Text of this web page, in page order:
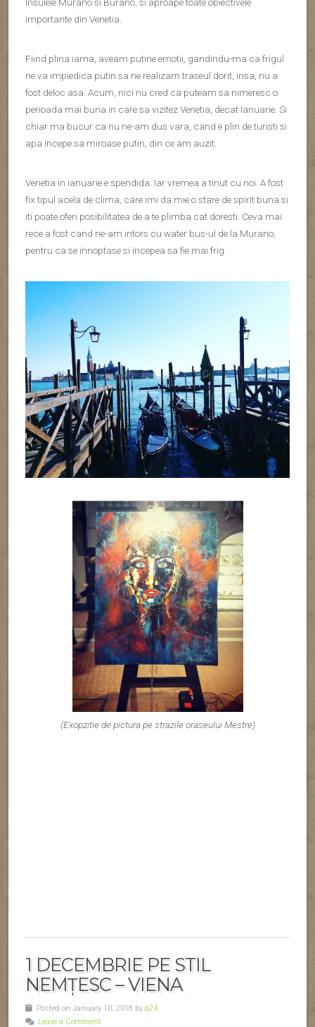
(Exopzitie de pictura pe strazile oraseului Mestre)
1 DECEMBRIE PE STIL
NEMȚESC – VIENA
Posted on January 10, 2018 byb24
Va aduceti aminte de toata agitatia aceea care se creeaza inca
din prima zi a lunii decembrie? Anul acesta de 1 decembrie,